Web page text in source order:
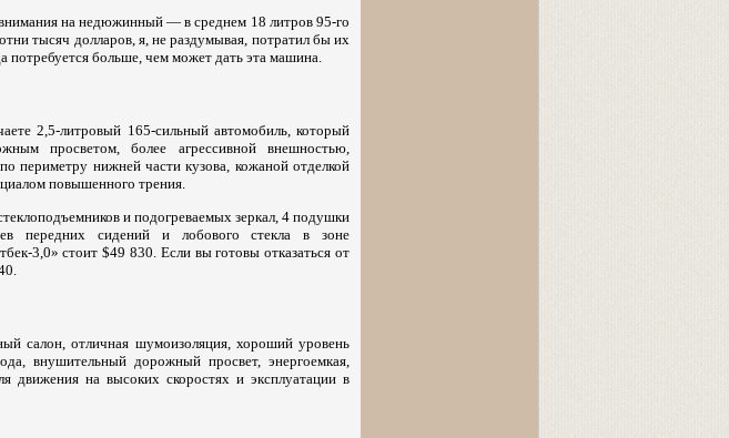
на недюжинный — в среднем 18 литров 95-го
тысяч долларов, я, не раздумывая, потратил бы их
потребуется больше, чем может дать эта машина.
2,5-литровый 165-сильный автомобиль, который
просветом, более агрессивной внешностью,
периметру нижней части кузова, кожаной отделкой
повышенного трения.
и подогреваемых зеркал, 4 подушки
передних сидений и лобового стекла в зоне
3,0» стоит $49 830. Если вы готовы отказаться от
салон, отличная шумоизоляция, хороший уровень
внушительный дорожный просвет, энергоемкая,
движения на высоких скоростях и эксплуатации в